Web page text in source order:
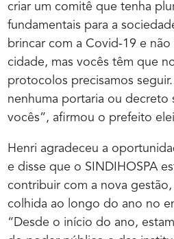
criar um comitê que tenha
fundamentais para a
brincar com a Covid-19 e não
cidade, mas vocês têm que
protocolos precisamos
nenhuma portaria ou decreto
vocês”, afirmou o prefeito
Henri agradeceu a
e disse que o SINDIHOSPA
contribuir com a nova
colhida ao longo do ano no
“Desde o início do ano,